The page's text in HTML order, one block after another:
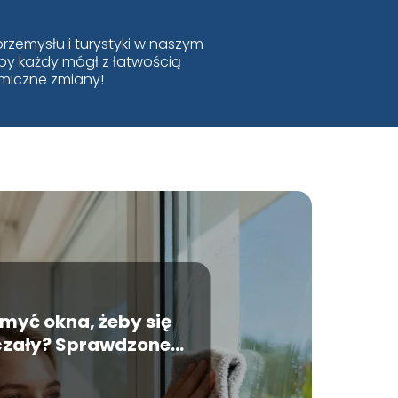
i turystyki w naszym
każdy mógł z łatwością
zmiany!
okna, żeby się
Sprawdzone
sposoby